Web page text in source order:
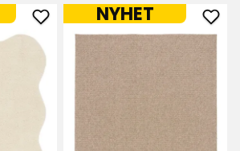
Legg
til
Teppe
Elin
Scallop
i
favoritter
NYHET